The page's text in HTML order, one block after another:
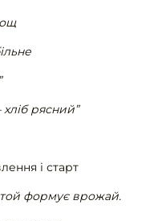
рясний”
і старт
формує врожай.